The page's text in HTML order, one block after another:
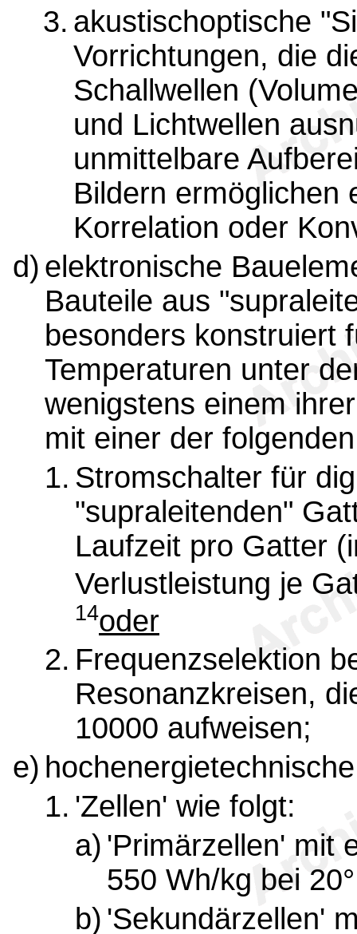
3. akustischoptische
Vorrichtungen, die
Schallwellen
und Lichtwellen
unmittelbare
Bildern ermöglichen
Korrelation oder
d) elektronische
Bauteile aus
besonders konstruiert
Temperaturen unter
wenigstens einem
mit einer der
1. Stromschalter für
"supraleitenden"
Laufzeit pro Gatter
Verlustleistung je
14oder
2. Frequenzselektion
Resonanzkreisen,
10000 aufweisen;
e)
1. 'Zellen' wie folgt:
a) 'Primärzellen' mit
550 Wh/kg bei
b) 'Sekundärzellen'